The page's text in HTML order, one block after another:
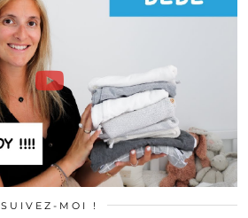
SUIVEZ-MOI !